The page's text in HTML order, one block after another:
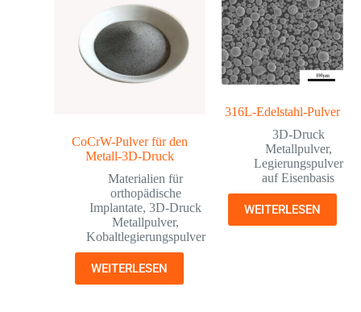
CoCrW-Pulver für den
Metall-3D-Druck
Materialien für
orthopädische
Implantate,3D-Druck
Metallpulver,
Kobaltlegierungspulver
WEITERLESEN
316L-Edelstahl-Pulver
3D-Druck
Metallpulver,
Legierungspulver
auf Eisenbasis
WEITERLESEN